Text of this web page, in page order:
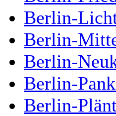
Berlin-
Berlin-
Berlin-
Berlin-
Berlin-